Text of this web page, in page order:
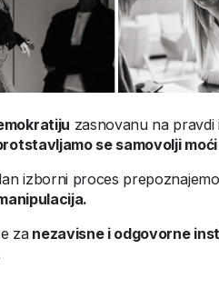
zasnovanu na
se samovolji moći
izborni proces
zanezavisne i odgovorne